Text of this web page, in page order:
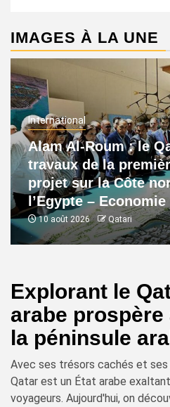
IMAGES À LA UNE
International
Alam Al-Roum : le
travaux de la
projet sur la Côte
l’Egypte – Economie
10 août 2026 Qatari
Explorant le
arabe
la péninsule
Avec ses trésors cachés et ses
Qatar est un État arabe
voyageurs. Aujourd'hui, on